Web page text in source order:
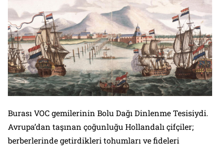
Burası VOC gemilerinin Bolu Dağı Dinlenme Tesisiydi.
Avrupa’dan taşınan çoğunluğu Hollandalı çifçiler;
berberlerinde getirdikleri tohumları ve fideleri